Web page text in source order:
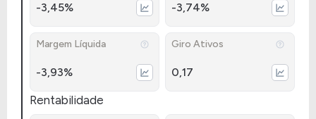
-3,45% -3,74%
Margem Líquida
-3,93%
Giro Ativos
0,17
Rentabilidade